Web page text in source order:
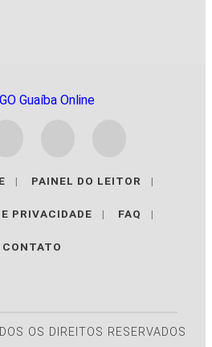
| PAINEL DO LEITOR |
PRIVACIDADE | FAQ |
CONTATO
OS DIREITOS RESERVADOS